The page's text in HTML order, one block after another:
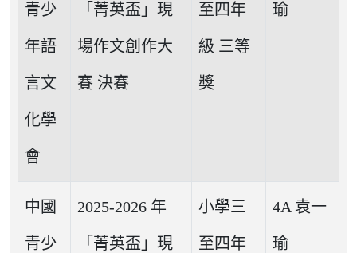
青少
年語
言文
化學
會
「菁英盃」現
場作文創作大
賽 決賽
至四年
級 三等
獎
瑜
中國
青少
2025-2026 年
「菁英盃」現
小學三
至四年
4A 袁一
瑜